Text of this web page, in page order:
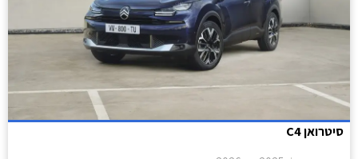
סיטרואן C4